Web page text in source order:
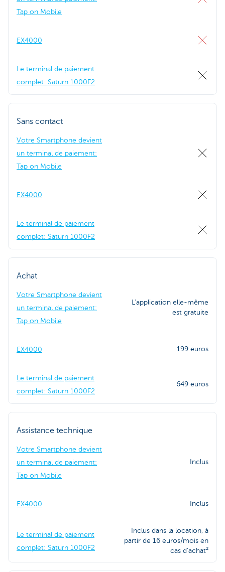
Tap on Mobile
EX4000
Le terminal de paiement
complet: Saturn 1000F2
Sans contact
Votre Smartphone devient
un terminal de paiement:
Tap on Mobile
EX4000
Le terminal de paiement
complet: Saturn 1000F2
Achat
Votre Smartphone devient
un terminal de paiement:
Tap on Mobile
L'application elle-même
est gratuite
EX4000 199 euros
Le terminal de paiement
complet: Saturn 1000F2
649 euros
Assistance technique
Votre Smartphone devient
un terminal de paiement:
Tap on Mobile
Inclus
EX4000 Inclus
Le terminal de paiement
complet: Saturn 1000F2
Inclus dans la location, à
partir de 16 euros/mois en
cas d’achat²